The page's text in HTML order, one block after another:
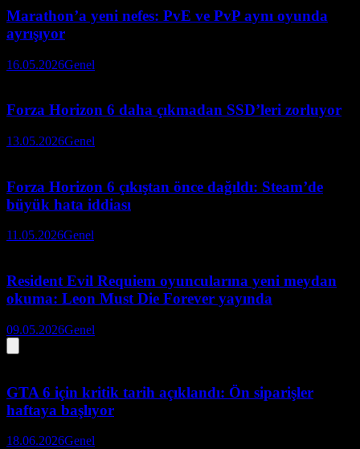
Marathon’a yeni nefes: PvE ve PvP aynı oyunda
ayrışıyor
16.05.2026Genel
Forza Horizon 6 daha çıkmadan SSD’leri zorluyor
13.05.2026Genel
Forza Horizon 6 çıkıştan önce dağıldı: Steam’de
büyük hata iddiası
11.05.2026Genel
Resident Evil Requiem oyuncularına yeni meydan
okuma: Leon Must Die Forever yayında
09.05.2026Genel
GTA 6 için kritik tarih açıklandı: Ön siparişler
haftaya başlıyor
18.06.2026Genel